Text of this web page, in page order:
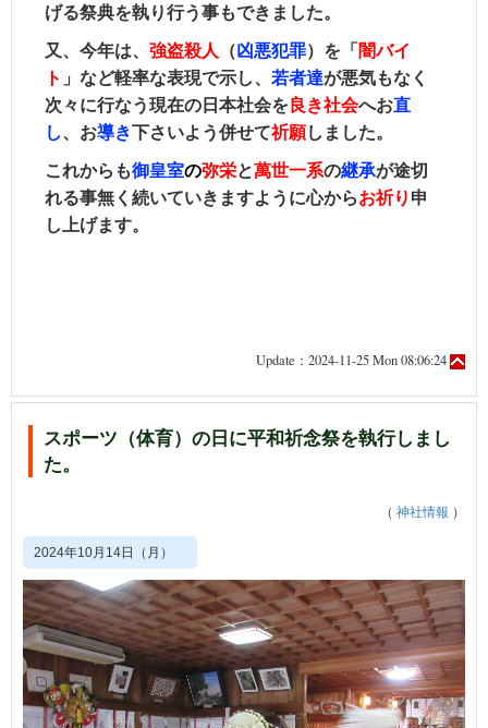
げる祭典を執り行う事もできました。
又、今年は、 強盗殺人 （凶悪犯罪）を「 闇バイ
ト 」など軽率な表現で示し、 若者達が悪気もなく
次々に行なう現在の日本社会を 良き社会へお直
し、お導き下さいよう併せて祈願しました。
これからも御皇室の弥栄と萬世一系の継承が途切
れる事無く続いていきますように心からお祈り 申
し上げます。
Update：2024-11-25 Mon 08:06:24
スポーツ（体育）の日に平和祈念祭を執行しまし
た。
（ 神社情報 ）
2024年10月14日（月）